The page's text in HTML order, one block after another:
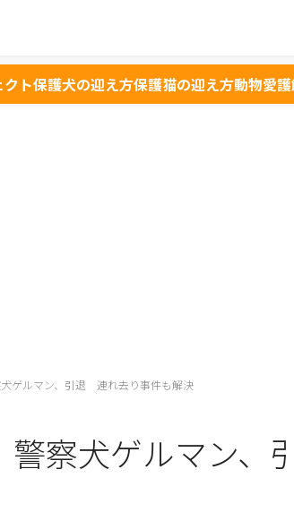
ト保護犬の迎え方保護猫の迎え方動物愛護
犬ゲルマン、引退 連れ去り事件も解決
警察犬ゲルマン